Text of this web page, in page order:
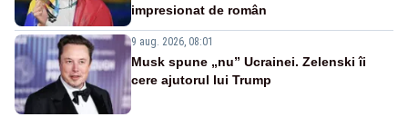
impresionat de român
9 aug. 2026, 08:01
Musk spune „nu” Ucrainei. Zelenski îi
cere ajutorul lui Trump